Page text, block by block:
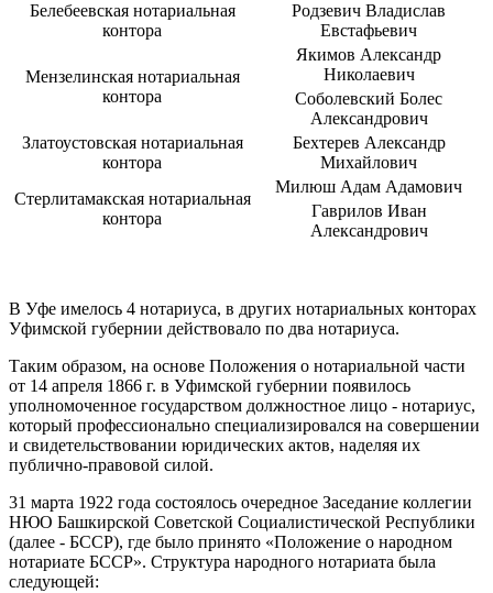
Белебеевская нотариальная
контора
Родзевич Владислав
Евстафьевич
Мензелинская нотариальная
контора
Якимов Александр
Николаевич
Соболевский Болес
Александрович
Златоустовская нотариальная
контора
Бехтерев Александр
Михайлович
Стерлитамакская нотариальная
контора
Милюш Адам Адамович
Гаврилов Иван
Александрович
В Уфе имелось 4 нотариуса, в других нотариальных конторах
Уфимской губернии действовало по два нотариуса.
Таким образом, на основе Положения о нотариальной части
от 14 апреля 1866 г. в Уфимской губернии появилось
уполномоченное государством должностное лицо - нотариус,
который профессионально специализировался на совершении
и свидетельствовании юридических актов, наделяя их
публично-правовой силой.
31 марта 1922 года состоялось очередное Заседание коллегии
НЮО Башкирской Советской Социалистической Республики
(далее - БССР), где было принято «Положение о народном
нотариате БССР». Структура народного нотариата была
следующей: